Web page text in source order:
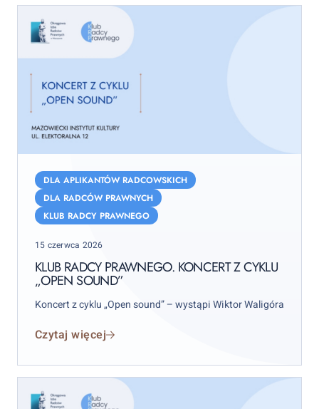
Radcy
Prawnego.
Koncert
cyklu
„Open
sound”
DLA APLIKANTÓW RADCOWSKICH
DLA RADCÓW PRAWNYCH
KLUB RADCY PRAWNEGO
Posted
15 czerwca 2026
KLUB RADCY PRAWNEGO. KONCERT Z CYKLU
„OPEN SOUND”
Koncert z cyklu „Open sound” – wystąpi Wiktor Waligóra
Czytaj więcej